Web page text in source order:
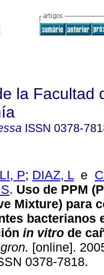
la Facultad
ISSN 0378-
P; DIAZ, L e
. Uso de PPM
Mixture) para
bacterianos
in vitro de
[online].
0378-7818.